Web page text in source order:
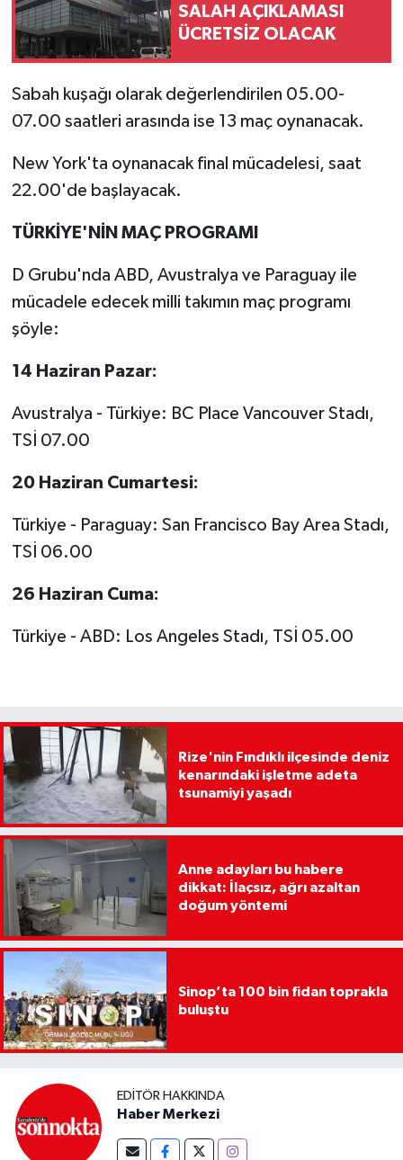
SALAH AÇIKLAMASI
ÜCRETSİZ OLACAK
Sabah kuşağı olarak değerlendirilen 05.00-
07.00 saatleri arasında ise 13 maç oynanacak.
New York'ta oynanacak final mücadelesi, saat
22.00'de başlayacak.
TÜRKİYE'NİN MAÇ PROGRAMI
D Grubu'nda ABD, Avustralya ve Paraguay ile
mücadele edecek milli takımın maç programı
şöyle:
14 Haziran Pazar:
Avustralya - Türkiye: BC Place Vancouver Stadı,
TSİ 07.00
20 Haziran Cumartesi:
Türkiye - Paraguay: San Francisco Bay Area Stadı,
TSİ 06.00
26 Haziran Cuma:
Türkiye - ABD: Los Angeles Stadı, TSİ 05.00
Rize'nin Fındıklı ilçesinde deniz
kenarındaki işletme adeta
tsunamiyi yaşadı
Anne adayları bu habere
dikkat: İlaçsız, ağrı azaltan
doğum yöntemi
Sinop’ta 100 bin fidan toprakla
buluştu
EDITÖR HAKKINDA
Haber Merkezi